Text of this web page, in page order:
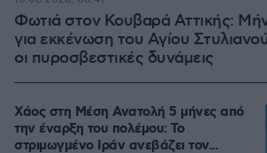
Φωτιά στον Κουβαρά Αττικής:
για εκκένωση του Αγίου
οι πυροσβεστικές δυνάμεις
Χάος στη Μέση Ανατολή 5 μήνες από
την έναρξη του πολέμου: Το
στριμωγμένο Ιράν ανεβάζει τον...